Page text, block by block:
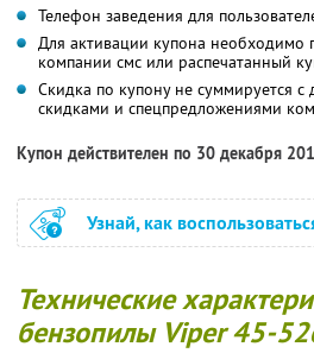
Телефон заведения для
Для активации купона необходимо
компании смс или распечатанный
Скидка по купону не суммируется
скидками и спецпредложениями
Купон действителен по 30 декабря
Узнай, как
Технические
бензопилы Viper 45-